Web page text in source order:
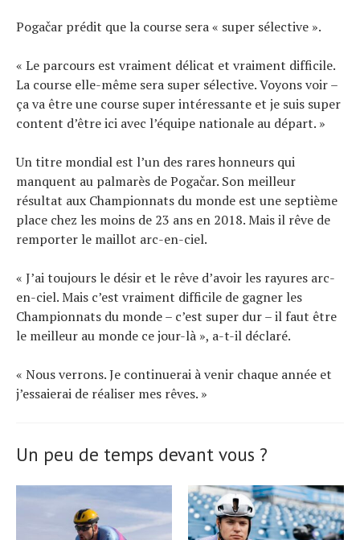
Pogačar prédit que la course sera « super sélective ».
« Le parcours est vraiment délicat et vraiment difficile.
La course elle-même sera super sélective. Voyons voir –
ça va être une course super intéressante et je suis super
content d’être ici avec l’équipe nationale au départ. »
Un titre mondial est l’un des rares honneurs qui
manquent au palmarès de Pogačar. Son meilleur
résultat aux Championnats du monde est une septième
place chez les moins de 23 ans en 2018. Mais il rêve de
remporter le maillot arc-en-ciel.
« J’ai toujours le désir et le rêve d’avoir les rayures arc-
en-ciel. Mais c’est vraiment difficile de gagner les
Championnats du monde – c’est super dur – il faut être
le meilleur au monde ce jour-là », a-t-il déclaré.
« Nous verrons. Je continuerai à venir chaque année et
j’essaierai de réaliser mes rêves. »
Un peu de temps devant vous ?